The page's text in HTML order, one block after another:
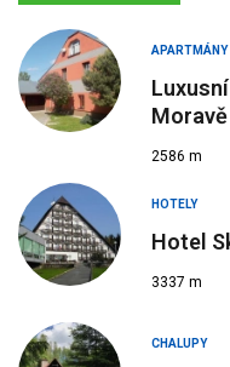
APARTMÁNY
Moravě
2586 m
HOTELY
Hotel
3337 m
CHALUPY